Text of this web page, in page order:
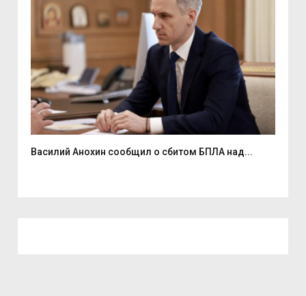
Василий Анохин сообщил о сбитом БПЛА над...